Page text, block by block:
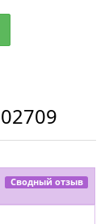
Сводный отзыв